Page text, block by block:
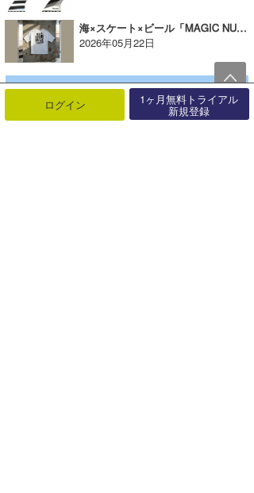
海×スケート×ビール「MAGIC NUMBER × EAZY M!SS」コラボ発売！【AD】
2026年05月22日
ログイン 1ヶ月無料トライアル
新規登録